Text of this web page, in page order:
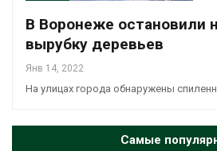
В Воронеже остановили
вырубку деревьев
Янв 14, 2022
На улицах города обнаружены
Самые